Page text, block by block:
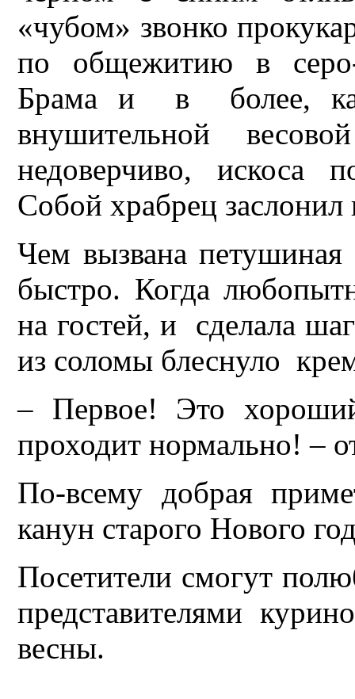
«чубом» звонко
по общежитию в серо-
Брама и в более,
внушительной
недоверчиво, искоса
Собой храбрец
Чем вызвана петушиная
быстро. Когда
на гостей, и сделала
из соломы блеснуло
– Первое! Это
проходит нормально! –
По-всему добрая
канун старого Нового
Посетители смогут
представителями
весны.